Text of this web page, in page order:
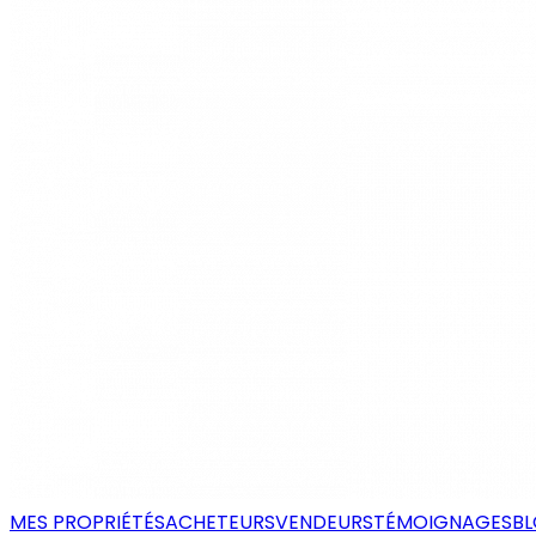
MES PROPRIÉTÉSACHETEURSVENDEURSTÉMOIGNAGES